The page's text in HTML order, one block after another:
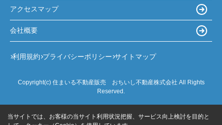
アクセスマップ
会社概要
利用規約 プライバシーポリシー サイトマップ
Copyright(c) 住まいる不動産販売 おちいし不動産株式会社 All Rights
Reserved.
当サイトでは、お客様の当サイト利用状況把握、サービス向上検討を目的と